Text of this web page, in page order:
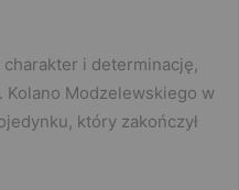
i determinację,
Kolano Modzelewskiego w
który zakończył